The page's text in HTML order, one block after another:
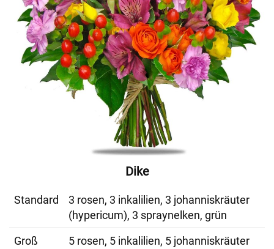
Dike
Standard
3 rosen, 3 inkalilien, 3 johanniskräuter
(hypericum), 3 spraynelken, grün
Groß
5 rosen, 5 inkalilien, 5 johanniskräuter